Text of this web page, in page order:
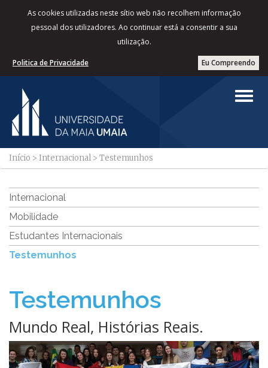
As cookies utilizadas neste sítio web não recolhem informação
pessoal dos utilizadores. Ao continuar está a consentir a sua
utilização.
Eu Compreendo
Politica de Privacidade
Início > Internacional > Testemunhos
Internacional
Mobilidade
Estudantes Internacionais
Testemunhos
Testemunhos
Mundo Real, Histórias Reais.